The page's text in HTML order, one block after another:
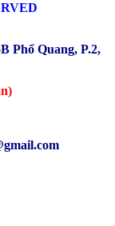
Phổ Quang, P.2,